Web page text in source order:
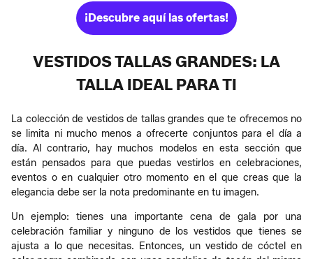
¡Descubre aquí las ofertas!
VESTIDOS TALLAS GRANDES: LA
TALLA IDEAL PARA TI
La colección de vestidos de tallas grandes que te ofrecemos no
se limita ni mucho menos a ofrecerte conjuntos para el día a
día. Al contrario, hay muchos modelos en esta sección que
están pensados para que puedas vestirlos en celebraciones,
eventos o en cualquier otro momento en el que creas que la
elegancia debe ser la nota predominante en tu imagen.
Un ejemplo: tienes una importante cena de gala por una
celebración familiar y ninguno de los vestidos que tienes se
ajusta a lo que necesitas. Entonces, un vestido de cóctel en